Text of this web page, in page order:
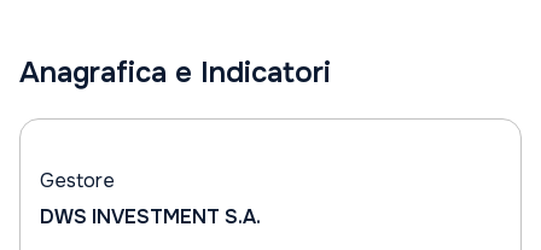
Anagrafica e Indicatori
Gestore
DWS INVESTMENT S.A.